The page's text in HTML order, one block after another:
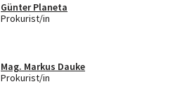
Günter Planeta
Prokurist/in
Mag. Markus Dauke
Prokurist/in